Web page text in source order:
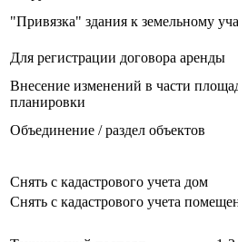
"Привязка" здания к земельному
Для регистрации договора аренды
Внесение изменений в части
планировки
Объединение / раздел объектов
Снять с кадастрового учета дом
Снять с кадастрового учета